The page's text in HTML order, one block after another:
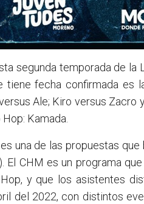
segunda temporada de
tiene fecha confirmada es
Ale; Kiro versus
Kamada.
una de las propuestas
El CHM es un programa
y que los asistentes
del 2022, con distintos